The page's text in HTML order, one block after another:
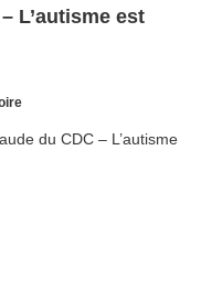
L’autisme est